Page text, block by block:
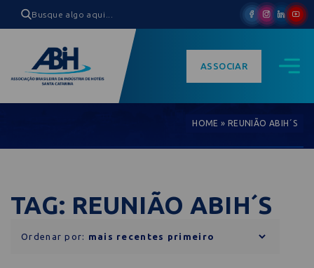
ASSOCIAR
HOME » REUNIÃO ABIH´S
TAG: REUNIÃO ABIH´S
Ordenar por: